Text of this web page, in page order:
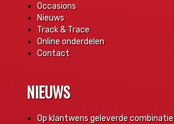
Occasions
Nieuws
Track & Trace
Online onderdelen
Contact
NIEUWS
Op klantwens geleverde combinatie